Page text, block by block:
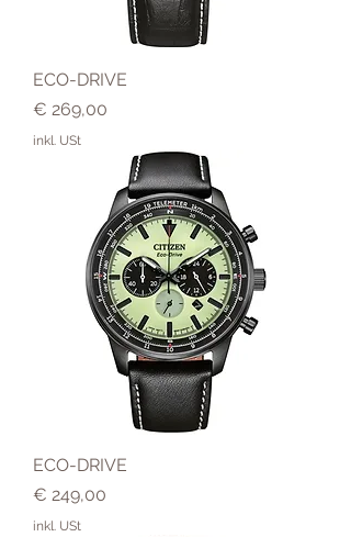
ECO-DRIVE
Preis
€ 269,00
inkl. USt
ECO-DRIVE
Preis
€ 249,00
inkl. USt